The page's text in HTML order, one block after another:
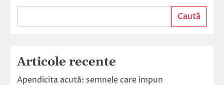
Caută
Articole recente
Apendicita acută: semnele care impun